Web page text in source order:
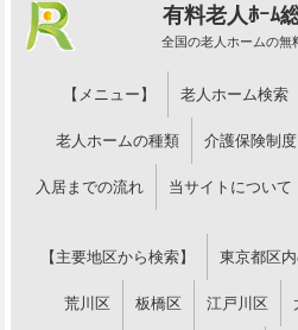
有料老人ﾎｰﾑ
全国の老人ホームの無
【メニュー】 老人ホーム検索
老人ホームの種類 介護保険制度
入居までの流れ 当サイトについて
【主要地区から検索】 東京都区
荒川区 板橋区 江戸川区